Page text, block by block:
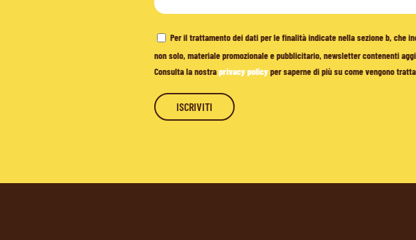
Per il trattamento dei dati per le finalità indicate nella sezione b, che
non solo, materiale promozionale e pubblicitario, newsletter contenenti
Consulta la nostraprivacy policyper saperne di più su come vengono